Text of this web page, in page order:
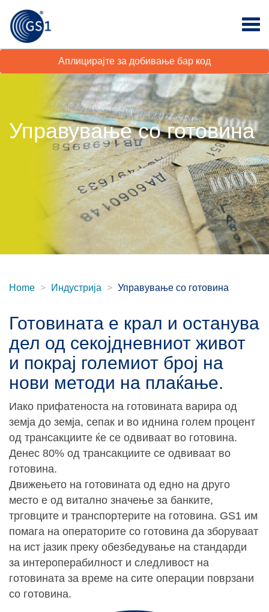
Аплицирајте за добивање бар код
Управување со готовина
Home Индустрија Управување со готовина
Готовината е крал и останува
дел од секојдневниот живот
и покрај големиот број на
нови методи на плаќање.
Иако прифатеноста на готовината варира од
земја до земја, сепак и во иднина голем процент
од трансакциите ќе се одвиваат во готовина.
Денес 80% од трансакциите се одвиваат во
готовина.
Движењето на готовината од едно на друго
место е од витално значење за банките,
трговците и транспортерите на готовина. GS1 им
помага на операторите со готовина да зборуваат
на ист јазик преку обезбедување на стандарди
за интероперабилност и следливост на
готовината за време на сите операции поврзани
со готовина.